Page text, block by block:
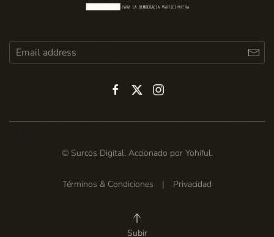
© Surcos Digital. Accionado por Yohiful.
Términos & Condiciones | Privacidad
Subir